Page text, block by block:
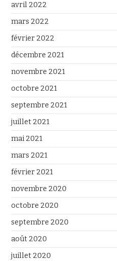
avril 2022
mars 2022
février 2022
décembre 2021
novembre 2021
octobre 2021
septembre 2021
juillet 2021
mai 2021
mars 2021
février 2021
novembre 2020
octobre 2020
septembre 2020
août 2020
juillet 2020